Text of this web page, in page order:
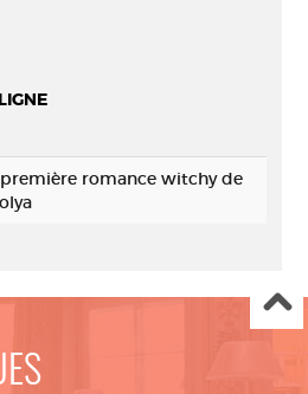
première romance witchy de